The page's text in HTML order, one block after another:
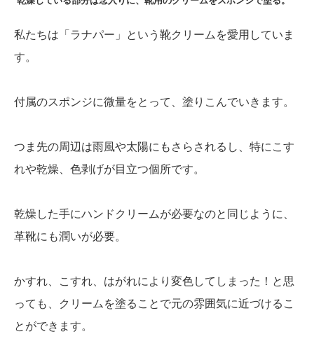
私たちは「ラナパー」という靴クリームを愛用していま
す。
付属のスポンジに微量をとって、塗りこんでいきます。
つま先の周辺は雨風や太陽にもさらされるし、特にこす
れや乾燥、色剥げが目立つ個所です。
乾燥した手にハンドクリームが必要なのと同じように、
革靴にも潤いが必要。
かすれ、こすれ、はがれにより変色してしまった！と思
っても、クリームを塗ることで元の雰囲気に近づけるこ
とができます。